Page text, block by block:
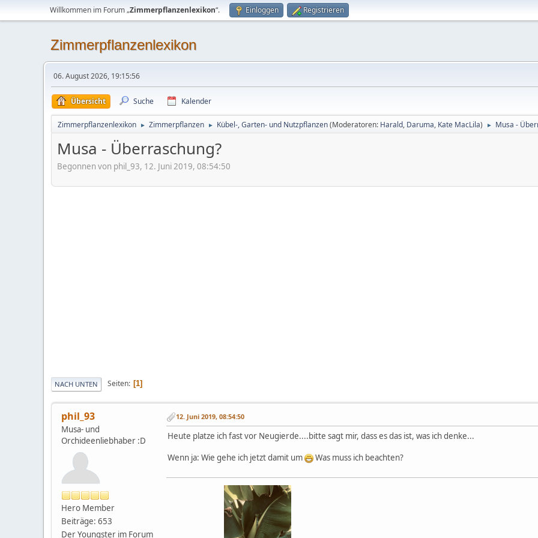
Willkommen im Forum „Zimmerpflanzenlexikon“. Einloggen Registrieren
Zimmerpflanzenlexikon
06. August 2026, 19:15:56
Übersicht Suche Kalender
Zimmerpflanzenlexikon ► Zimmerpflanzen ► Kübel-, Garten- und Nutzpflanzen(Moderatoren: Harald, Daruma, Kate MacLila) ► Musa -
Musa - Überraschung?
Begonnen von phil_93, 12. Juni 2019, 08:54:50
NACH UNTEN Seiten 1
phil_93
Musa- und
Orchideenliebhaber :D
Hero Member
Beiträge: 653
Der Youngster im Forum
12. Juni 2019, 08:54:50
Heute platze ich fast vor Neugierde....bitte sagt mir, dass es das ist, was ich denke...
Wenn ja: Wie gehe ich jetzt damit um
Was muss ich beachten?